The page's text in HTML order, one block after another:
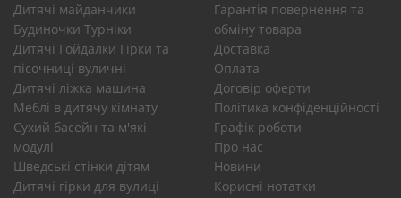
Дитячі майданчики
Будиночки Турніки
Дитячі Гойдалки Гірки та
пісочниці вуличні
Дитячі ліжка машина
Меблі в дитячу кімнату
Сухий басейн та м'які
модулі
Шведські стінки дітям
Дитячі гірки для вулиці
Гарантія повернення та
обміну товара
Доставка
Оплата
Договір оферти
Політика конфіденційності
Графік роботи
Про нас
Новини
Корисні нотатки